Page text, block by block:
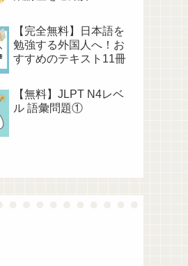
【完全無料】日本語を
勉強する外国人へ！お
すすめのテキスト11冊
【無料】JLPT N4レベ
ル 語彙問題①